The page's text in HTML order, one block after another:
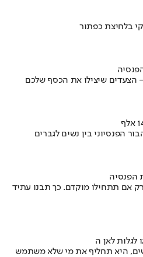
בלחיצת כפתור
הצעדים שיצילו את הכסף שלכם
הפנסיוני בין נשים לגברים
הפנסיה
אם תתחילו מוקדם. כך תבנו עתיד
היא תחליף את מי שלא משתמש